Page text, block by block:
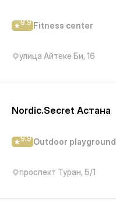
9.9 Fitness center
улица Айтеке Би, 16
Nordic.Secret Астана
9.9 Outdoor playground
проспект Туран, 5/1